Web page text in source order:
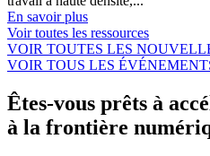
En savoir plus
Voir toutes les ressources
VOIR TOUTES LES
VOIR TOUS LES
Êtes-vous prêts à
à la frontière